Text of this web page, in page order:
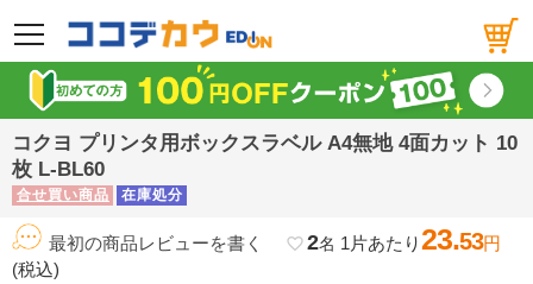
メニュー
コクヨ プリンタ用ボックスラベル A4無地 4面カット 10
枚 L-BL60
合せ買い商品 在庫処分
最初の商品レビューを書く favorite_border2名 1片あたり23.53円
(税込)